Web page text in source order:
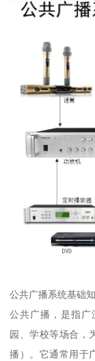
公共广播系统基础知
公共广播，是指
园、学校等场合，
播）。它通常用于